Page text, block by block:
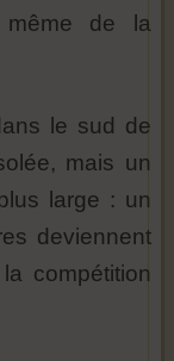
même de la
le sud de
mais un
large : un
deviennent
compétition